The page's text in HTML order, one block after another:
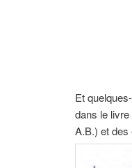
Et
dans le
A.B.) et des